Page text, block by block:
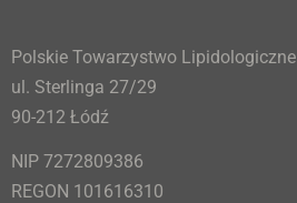
Polskie Towarzystwo Lipidologiczne
ul. Sterlinga 27/29
90-212 Łódź
NIP 7272809386
REGON 101616310